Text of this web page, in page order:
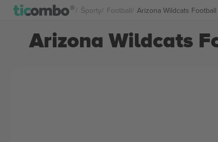
Športy Football Arizona Wildcats
Arizona Wildcats